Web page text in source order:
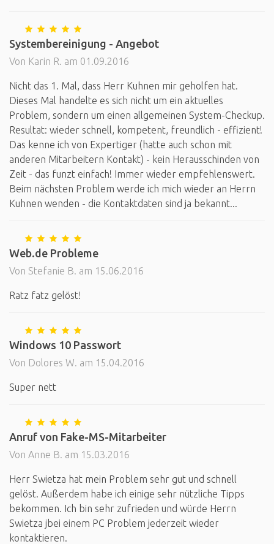
Systembereinigung - Angebot
Von Karin R. am 01.09.2016
Nicht das 1. Mal, dass Herr Kuhnen mir geholfen hat.
Dieses Mal handelte es sich nicht um ein aktuelles
Problem, sondern um einen allgemeinen System-Checkup.
Resultat: wieder schnell, kompetent, freundlich - effizient!
Das kenne ich von Expertiger (hatte auch schon mit
anderen Mitarbeitern Kontakt) - kein Herausschinden von
Zeit - das funzt einfach! Immer wieder empfehlenswert.
Beim nächsten Problem werde ich mich wieder an Herrn
Kuhnen wenden - die Kontaktdaten sind ja bekannt...
Web.de Probleme
Von Stefanie B. am 15.06.2016
Ratz fatz gelöst!
Windows 10 Passwort
Von Dolores W. am 15.04.2016
Super nett
Anruf von Fake-MS-Mitarbeiter
Von Anne B. am 15.03.2016
Herr Swietza hat mein Problem sehr gut und schnell
gelöst. Außerdem habe ich einige sehr nützliche Tipps
bekommen. Ich bin sehr zufrieden und würde Herrn
Swietza jbei einem PC Problem jederzeit wieder
kontaktieren.